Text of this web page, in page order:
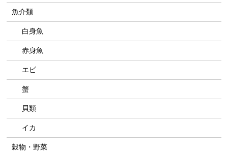
魚介類
白身魚
赤身魚
エビ
蟹
貝類
イカ
穀物・野菜